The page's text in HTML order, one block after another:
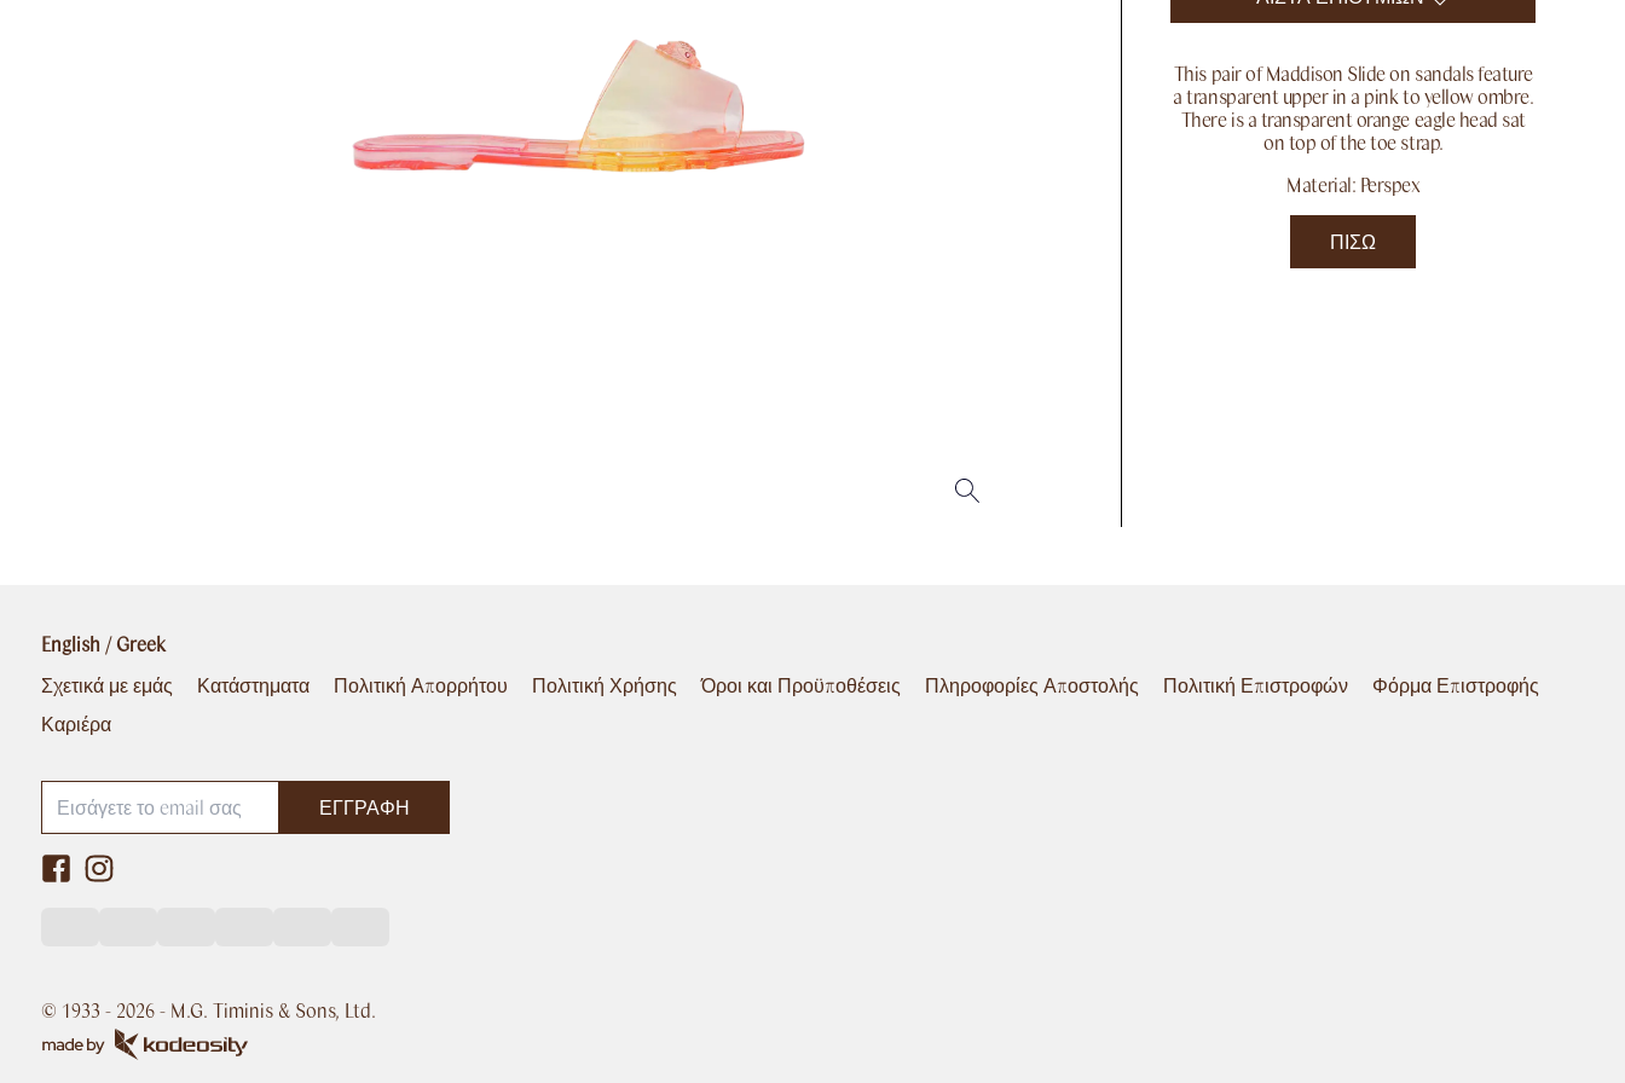
This pair of Maddison Slide on sandals feature
a transparent upper in a pink to yellow ombre.
There is a transparent orange eagle head sat
on top of the toe strap.
Material: Perspex
ΠΊΣΩ
English / Greek
Σχετικά με εμάς
Κατάστηματα Πολιτική Απορρήτου Πολιτική Χρήσης Όροι και Προϋποθέσεις Πληροφορίες Αποστολής Πολιτική Επιστροφών
Φόρμα Επιστροφής
Καριέρα
ΕΓΓΡΑΦΉ
© 1933 - 2026- M.G. Timinis & Sons, Ltd.